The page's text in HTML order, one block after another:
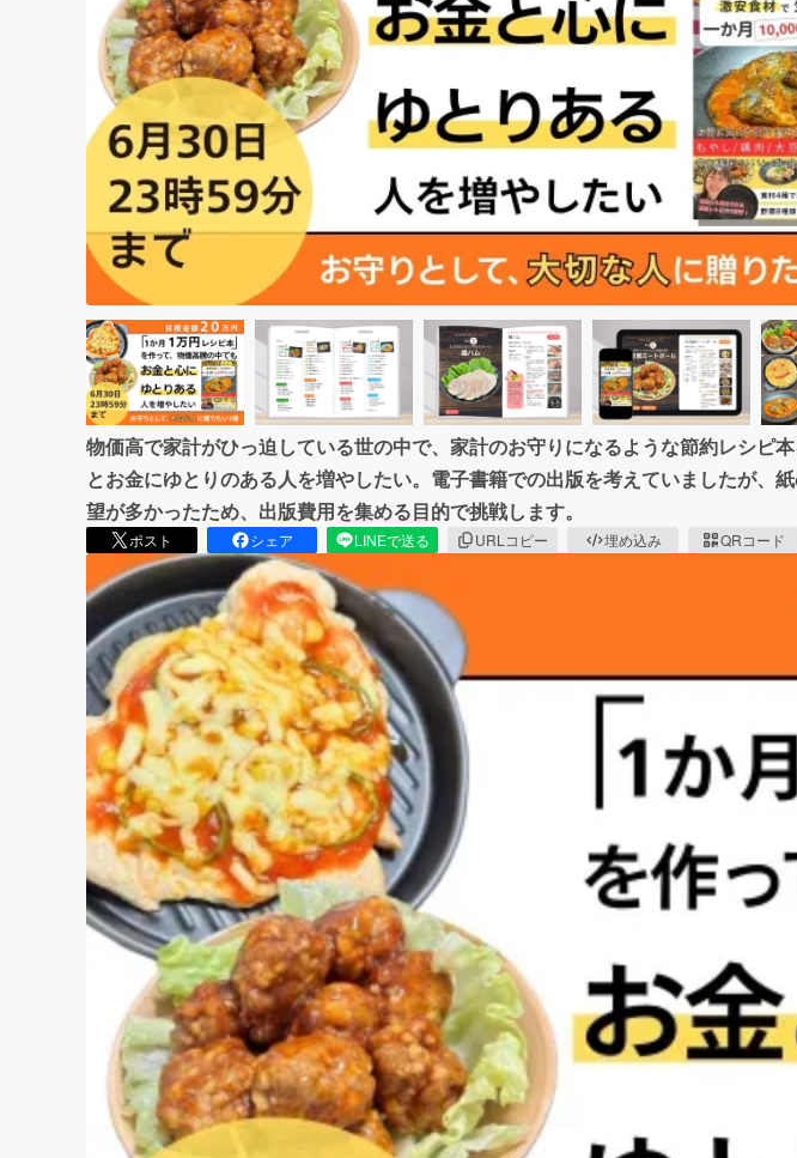
まちづくり・地域活性化
CAMPFIRE for Social
CAMPFIREふるさと
物価高で家計がひっ迫している世の中で、家計のお守りになるような節約レシピ
とお金にゆとりのある人を増やしたい。電子書籍での出版を考えていましたが、
望が多かったため、出版費用を集める目的で挑戦します。
ポスト シェア LINEで送る URLコピー 埋め込み QRコード